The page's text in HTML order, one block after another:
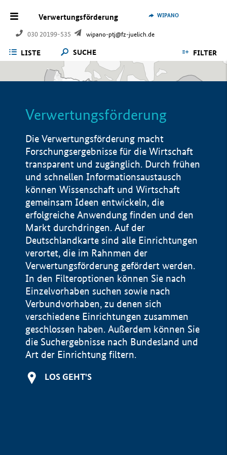
Verwertungsförderung
030 20199-535 wipano-ptj@fz-juelich.de
WIPANO
LISTE SUCHE FILTER
Verwertungsförderung
Die Verwertungsförderung macht
Forschungsergebnisse für die Wirtschaft
transparent und zugänglich. Durch frühen
und schnellen Informationsaustausch
können Wissenschaft und Wirtschaft
gemeinsam Ideen entwickeln, die
erfolgreiche Anwendung finden und den
Markt durchdringen. Auf der
Deutschlandkarte sind alle Einrichtungen
verortet, die im Rahnmen der
Verwertungsförderung gefördert werden.
In den Filteroptionen können Sie nach
Einzelvorhaben suchen sowie nach
Verbundvorhaben, zu denen sich
verschiedene Einrichtungen zusammen
geschlossen haben. Außerdem können Sie
die Suchergebnisse nach Bundesland und
Art der Einrichtung filtern.
LOS GEHT'S